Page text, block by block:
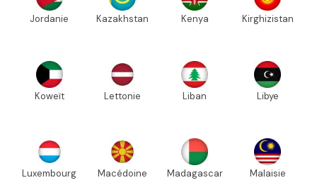
Jordanie Kazakhstan Kenya Kirghizistan
Koweït Lettonie Liban Libye
Luxembourg Macédoine Madagascar Malaisie